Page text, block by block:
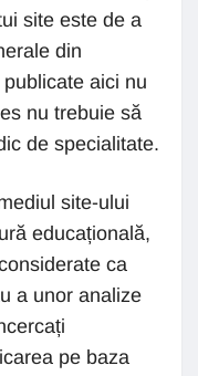
site este de a
din
aici nu
nu trebuie să
de specialitate.
site-ului
educațională,
ca
a unor analize
pe baza